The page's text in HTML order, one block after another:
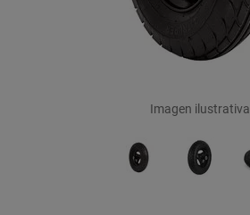
Imagen ilustrativa